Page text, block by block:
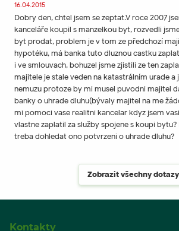
16.04.2015
Dobry den, chtel jsem se zeptat.V roce 2007
kanceláře koupil s manzelkou byt, rozvedli
byt prodat, problem je v tom ze předchozí
hypotéku, má banka tuto dluznou castku
i ve smlouvach, bohuzel jsme zjistili ze ten
majitele je stale veden na katastrálním urade a
nemuzu protoze by mi musel puvodni majitel
banky o uhrade dluhu(bývaly majitel na me
mi pomoci vase realitni kancelar kdyz jsem
vlastne zaplatil za služby spojene s koupi bytu?
treba dohledat ono potvrzeni o uhrade dluhu?
Zobrazit všechny dotazy
Kontakty